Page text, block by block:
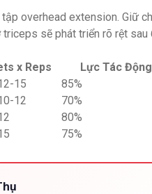
overhead extension. Giữ
sẽ phát triển rõ rệt sau
x Reps Lực Tác
15 85%
12 70%
80%
75%